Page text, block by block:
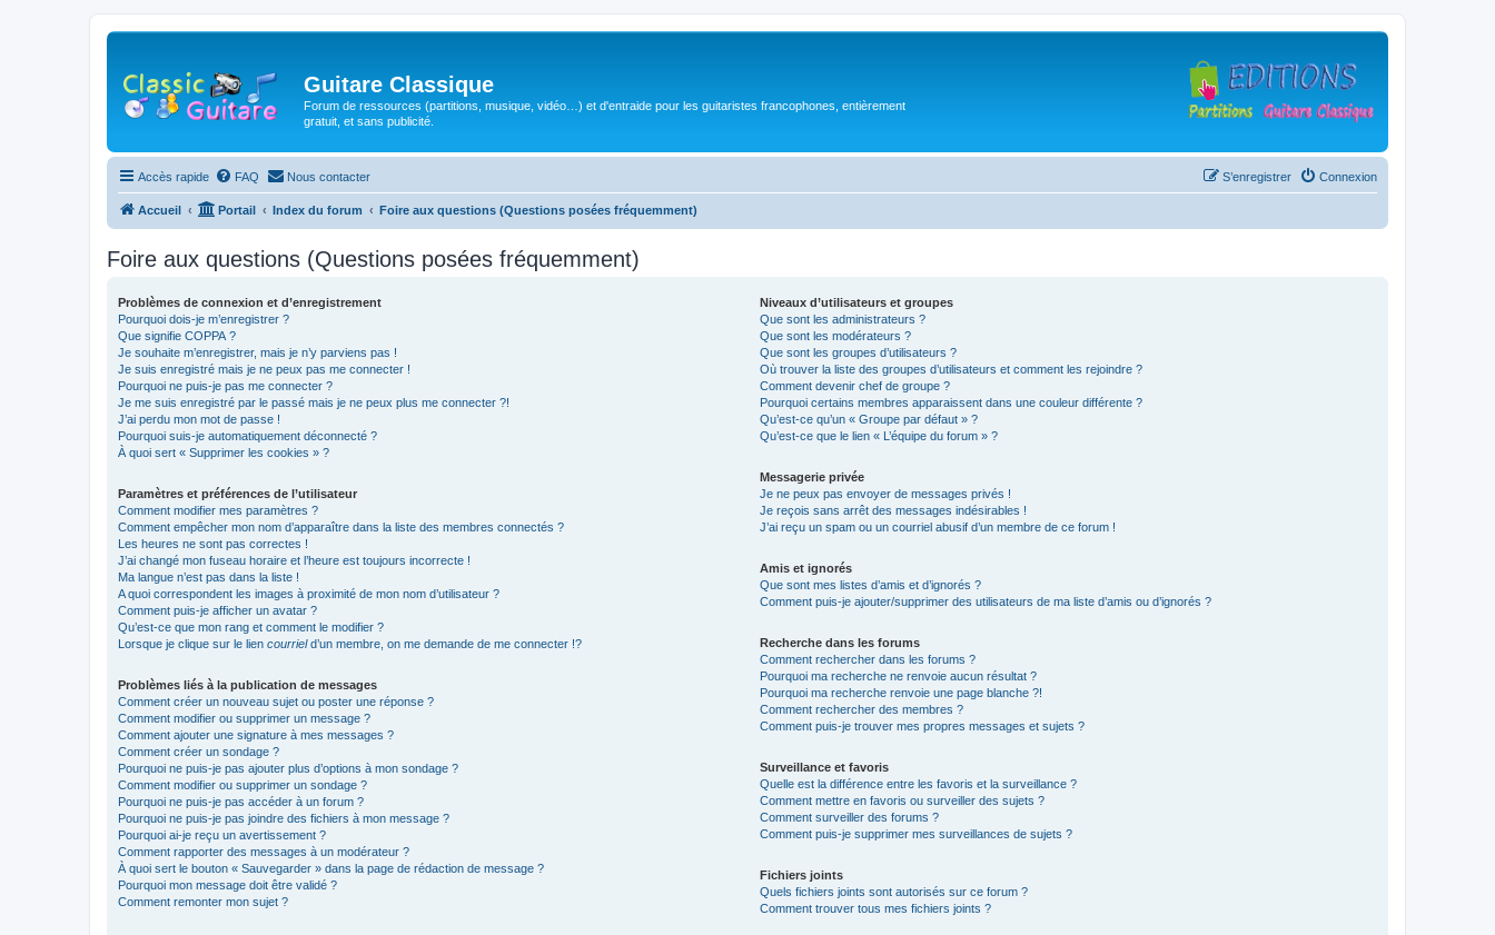
Guitare Classique
Forum de ressources (partitions, musique, vidéo…) et d'entraide pour les guitaristes francophones, entièrement
gratuit, et sans publicité.
Accès rapide FAQ Nous contacter Connexion
S’enregistrer
Accueil Portail Index du forum Foire aux questions (Questions posées fréquemment)
Foire aux questions (Questions posées fréquemment)
Problèmes de connexion et d’enregistrement
Pourquoi dois-je m’enregistrer ?
Que signifie COPPA ?
Je souhaite m’enregistrer, mais je n’y parviens pas !
Je suis enregistré mais je ne peux pas me connecter !
Pourquoi ne puis-je pas me connecter ?
Je me suis enregistré par le passé mais je ne peux plus me connecter ?!
J’ai perdu mon mot de passe !
Pourquoi suis-je automatiquement déconnecté ?
À quoi sert « Supprimer les cookies » ?
Paramètres et préférences de l’utilisateur
Comment modifier mes paramètres ?
Comment empêcher mon nom d’apparaître dans la liste des membres connectés ?
Les heures ne sont pas correctes !
J’ai changé mon fuseau horaire et l’heure est toujours incorrecte !
Ma langue n’est pas dans la liste !
A quoi correspondent les images à proximité de mon nom d’utilisateur ?
Comment puis-je afficher un avatar ?
Qu’est-ce que mon rang et comment le modifier ?
Lorsque je clique sur le lien courrield’un membre, on me demande de me connecter !?
Problèmes liés à la publication de messages
Comment créer un nouveau sujet ou poster une réponse ?
Comment modifier ou supprimer un message ?
Comment ajouter une signature à mes messages ?
Comment créer un sondage ?
Pourquoi ne puis-je pas ajouter plus d’options à mon sondage ?
Comment modifier ou supprimer un sondage ?
Pourquoi ne puis-je pas accéder à un forum ?
Pourquoi ne puis-je pas joindre des fichiers à mon message ?
Pourquoi ai-je reçu un avertissement ?
Comment rapporter des messages à un modérateur ?
À quoi sert le bouton « Sauvegarder » dans la page de rédaction de message ?
Pourquoi mon message doit être validé ?
Comment remonter mon sujet ?
Niveaux d’utilisateurs et groupes
Que sont les administrateurs ?
Que sont les modérateurs ?
Que sont les groupes d’utilisateurs ?
Où trouver la liste des groupes d’utilisateurs et comment les rejoindre ?
Comment devenir chef de groupe ?
Pourquoi certains membres apparaissent dans une couleur différente ?
Qu’est-ce qu’un « Groupe par défaut » ?
Qu’est-ce que le lien « L’équipe du forum » ?
Messagerie privée
Je ne peux pas envoyer de messages privés !
Je reçois sans arrêt des messages indésirables !
J’ai reçu un spam ou un courriel abusif d’un membre de ce forum !
Amis et ignorés
Que sont mes listes d’amis et d’ignorés ?
Comment puis-je ajouter/supprimer des utilisateurs de ma liste d’amis ou d’ignorés ?
Recherche dans les forums
Comment rechercher dans les forums ?
Pourquoi ma recherche ne renvoie aucun résultat ?
Pourquoi ma recherche renvoie une page blanche ?!
Comment rechercher des membres ?
Comment puis-je trouver mes propres messages et sujets ?
Surveillance et favoris
Quelle est la différence entre les favoris et la surveillance ?
Comment mettre en favoris ou surveiller des sujets ?
Comment surveiller des forums ?
Comment puis-je supprimer mes surveillances de sujets ?
Fichiers joints
Quels fichiers joints sont autorisés sur ce forum ?
Comment trouver tous mes fichiers joints ?